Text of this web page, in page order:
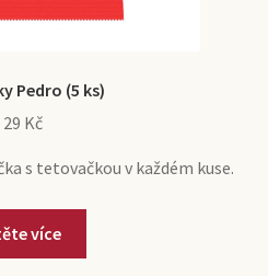
Pedro (5 ks)
29 Kč
s tetovačkou v každém kuse.
více